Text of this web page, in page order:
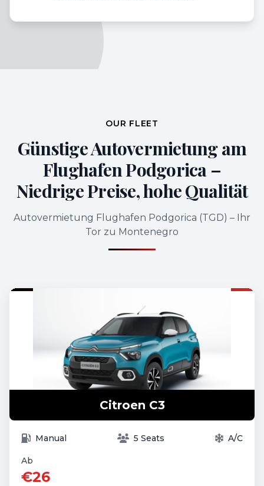
OUR FLEET
Günstige Autovermietung am
Flughafen Podgorica –
Niedrige Preise, hohe Qualität
Autovermietung Flughafen Podgorica (TGD) – Ihr
Tor zu Montenegro
Citroen C3
Manual 5 Seats A/C
Ab
€26